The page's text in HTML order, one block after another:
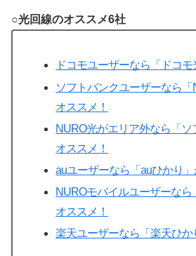
○光回線のオススメ6社
ドコモユーザーなら「ドコモ
ソフトバンクユーザーなら
オススメ！
NURO光がエリア外なら「
オススメ！
auユーザーなら「auひかり」
NUROモバイルユーザーなら
オススメ！
楽天ユーザーなら「楽天ひか